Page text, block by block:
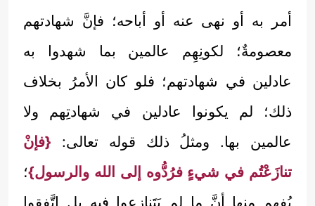
أمر به أو نهى عنه أو أباحه؛ فإنَّ شهادتهم
معصومةٌ؛ لكونِهِم عالمين بما شهدوا به
عادلين في شهادتهم؛ فلو كان الأمرُ بخلاف
ذلك؛ لم يكونوا عادلين في شهادتِهم ولا
عالمين بها. ومثلُ ذلك قوله تعالى: {فإنْ
تنازَعْتُم في شيءٍ فرُدُّوه إلى الله والرسول}؛
يُفهم منها أنَّ ما لم يَتَنازعوا فيه بل اتَّفقوا